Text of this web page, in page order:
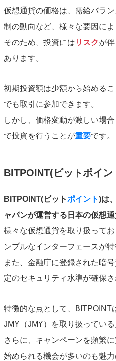
仮想通貨の価格は、需給バラ
制の動向など、様々な要因によ
そのため、投資には リスクが
あります。
初期投資額は少額から始める
でも取引に参加できます。
しかし、価格変動が激しい場
で投資を行うことが重要です。
BITPOINT(ビットポイン
BITPOINT(ビットポイント)は
ャパンが運営する日本の仮想通
様々な仮想通貨を取り扱って
ンプルなインターフェースが特
また、金融庁に登録された暗
定のセキュリティ水準が確保さ
特徴的な点として、BITPOINT
JMY（JMY）を取り扱っている
さらに、キャンペーンを頻繁
始められる機会が多いのも魅力